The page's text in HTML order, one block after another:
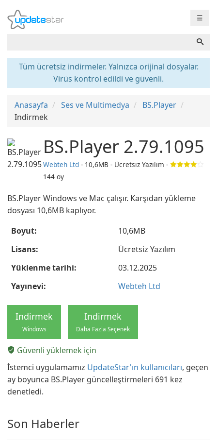
☰
Tüm ücretsiz indirmeler. Yalnızca orijinal dosyalar.
Virüs kontrol edildi ve güvenli.
Anasayfa Ses ve Multimedya
BS.Player
Indirmek
BS.Player 2.79.1095
Webteh Ltd - 10,6MB - Ücretsiz Yazılım -
144 oy
BS.Player Windows ve Mac çalışır. Karşıdan yükleme
dosyası 10,6MB kaplıyor.
Boyut:
10,6MB
Lisans:
Ücretsiz Yazılım
Yüklenme tarihi:
03.12.2025
Yayınevi:
Webteh Ltd
Indirmek
Windows
Indirmek
Daha Fazla Seçenek
Güvenli yüklemek için
İstemci uygulamamız UpdateStar'ın kullanıcıları, geçen
ay boyunca BS.Player güncelleştirmeleri 691 kez
denetledi.
Son Haberler